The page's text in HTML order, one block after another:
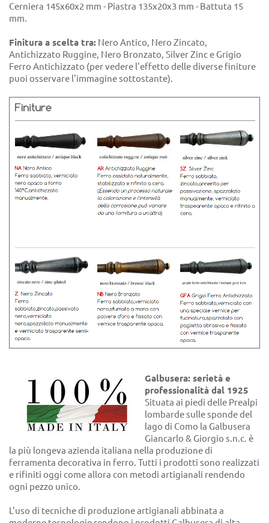
Cerniera 145x60x2 mm - Piastra 135x20x3 mm - Battuta 15
mm.
Finitura a scelta tra: Nero Antico, Nero Zincato,
Antichizzato Ruggine, Nero Bronzato, Silver Zinc e Grigio
Ferro Antichizzato (per vedere l'effetto delle diverse finiture
puoi osservare l'immagine sottostante).
Galbusera: serietà e
professionalità dal 1925
Situata ai piedi delle Prealpi
lombarde sulle sponde del
lago di Como la Galbusera
Giancarlo & Giorgio s.n.c. è
la più longeva azienda italiana nella produzione di
ferramenta decorativa in ferro. Tutti i prodotti sono realizzati
e rifiniti oggi come allora con metodi artigianali rendendo
ogni pezzo unico.
L'uso di tecniche di produzione artigianali abbinata a